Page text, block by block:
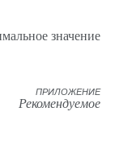
значение
ПРИЛОЖЕНИЕ
Рекомендуемое